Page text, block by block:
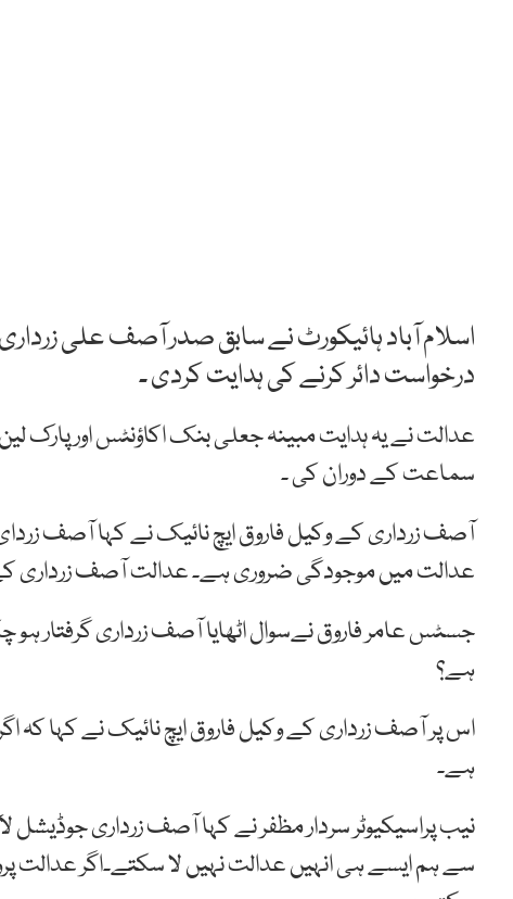
اسلام آباد ہائیکورٹ نے سابق صدر آصف علی
درخواست دائر کرنے کی ہدایت کردی ۔
عدالت نے یہ ہدایت مبینہ جعلی بنک اکاؤنٹس اور
سماعت کے دوران کی ۔
آصف زرداری کے وکیل فاروق ایچ نائیک نے کہا آصف
عدالت میں موجودگی ضروری ہے۔ عدالت آصف زرداری
جسٹس عامر فاروق نےسوال اٹھایا آصف زرداری گرفتار
ہے؟
اس پر آصف زرداری کے وکیل فاروق ایچ نائیک نے کہا کہ
ہے۔
نیب پراسیکیوٹر سردار مظفر نے کہا آصف زرداری
سے ہم ایسے ہی انہیں عدالت نہیں لا سکتے۔اگر